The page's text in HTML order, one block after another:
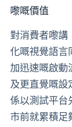
嚟嘅價值
對消費者嚟講
化嘅視覺語言
加迅速嘅啟動
及更直覺嘅設
係以測試平台
市前就累積足